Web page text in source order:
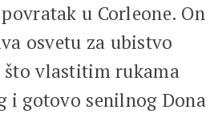
u Corleone. On
osvetu za ubistvo
što vlastitim rukama
i gotovo senilnog Dona